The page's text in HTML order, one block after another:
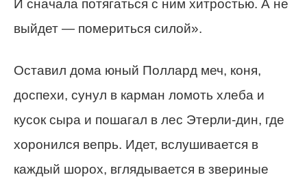
И сначала потягаться с ним хитростью. А не
выйдет — помериться силой».
Оставил дома юный Поллард меч, коня,
доспехи, сунул в карман ломоть хлеба и
кусок сыра и пошагал в лес Этерли-дин, где
хоронился вепрь. Идет, вслушивается в
каждый шорох, вглядывается в звериные